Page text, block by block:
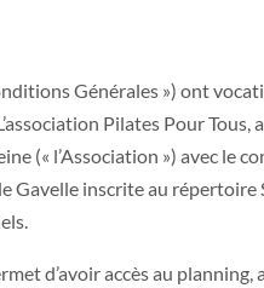
Générales ») ont
Pilates Pour
(« l’Association ») avec le
inscrite au répertoire
d’avoir accès au